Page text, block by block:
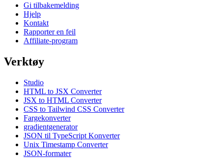
Gi tilbakemelding
Hjelp
Kontakt
Rapporter en feil
Affiliate-program
Verktøy
Studio
HTML to JSX Converter
JSX to HTML Converter
CSS to Tailwind CSS Converter
Fargekonverter
gradientgenerator
JSON til TypeScript Konverter
Unix Timestamp Converter
JSON-formater